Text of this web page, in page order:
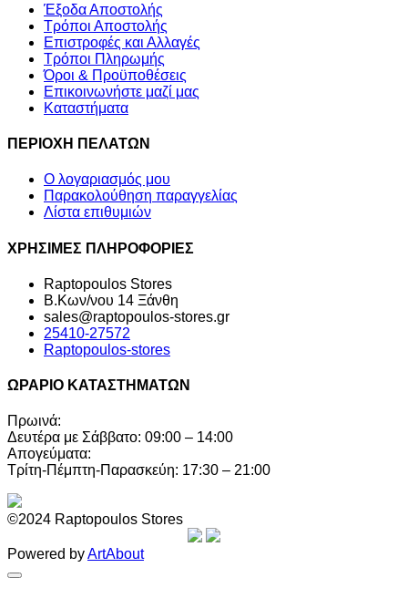
Έξοδα Αποστολής
Τρόποι Αποστολής
Επιστροφές και Αλλαγές
Τρόποι Πληρωμής
Όροι & Προϋποθέσεις
Επικοινωνήστε μαζί μας
Καταστήματα
ΠΕΡΙΟΧΗ ΠΕΛΑΤΩΝ
Ο λογαριασμός μου
Παρακολούθηση παραγγελίας
Λίστα επιθυμιών
ΧΡΗΣΙΜΕΣ ΠΛΗΡΟΦΟΡΙΕΣ
Raptopoulos Stores
Β.Κων/νου 14 Ξάνθη
sales@raptopoulos-stores.gr
25410-27572
Raptopoulos-stores
ΩΡΑΡΙΟ ΚΑΤΑΣΤΗΜΑΤΩΝ
Πρωινά:
Δευτέρα με Σάββατο: 09:00 – 14:00
Απογεύματα:
Τρίτη-Πέμπτη-Παρασκεύη: 17:30 – 21:00
©2024 Raptopoulos Stores
Powered byArtAbout